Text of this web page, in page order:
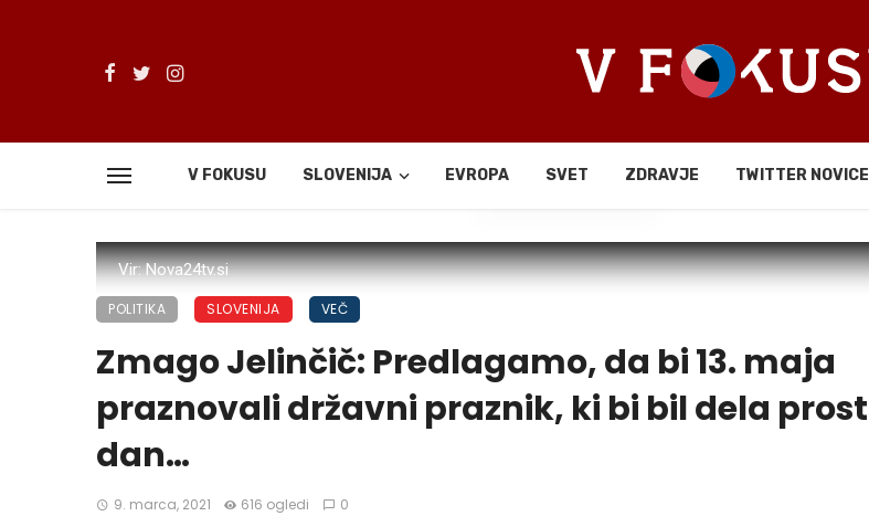
V FOKUSU SLOVENIJA EVROPA SVET ZDRAVJE TWITTER NOVICE
Vir: Nova24tv.si
Deli
POLITIKA SLOVENIJA VEČ
Zmago Jelinčič: Predlagamo, da bi 13. maja
praznovali državni praznik, ki bi bil dela prost
dan…
9. marca, 2021 616 ogledi 0